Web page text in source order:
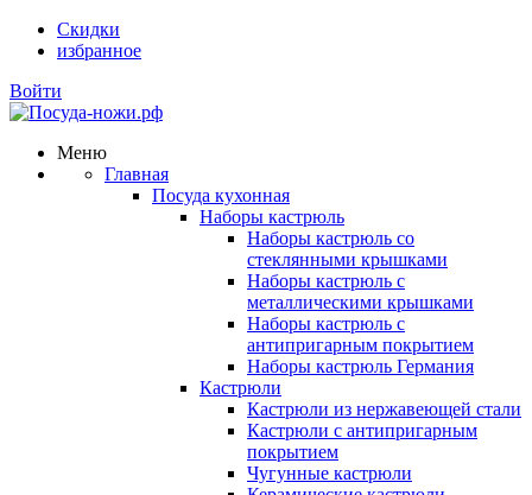
Скидки
избранное
Войти
Меню
Главная
Посуда кухонная
Наборы кастрюль
Наборы кастрюль со
стеклянными крышками
Наборы кастрюль с
металлическими крышками
Наборы кастрюль с
антипригарным покрытием
Наборы кастрюль Германия
Кастрюли
Кастрюли из нержавеющей стали
Кастрюли с антипригарным
покрытием
Чугунные кастрюли